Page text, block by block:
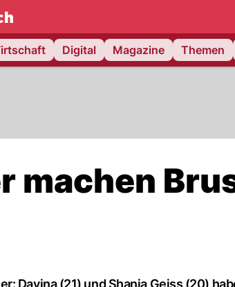
Digital Magazine Themen
machen
Davina (21) und Shania Geiss (20)